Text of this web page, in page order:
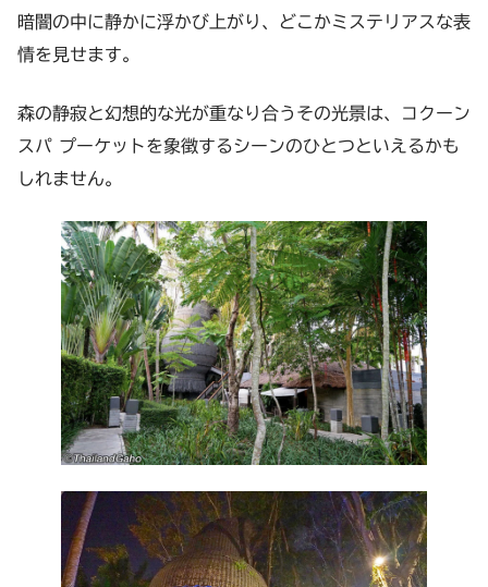
暗闇の中に静かに浮かび上がり、どこかミステリアスな表
情を見せます。
森の静寂と幻想的な光が重なり合うその光景は、コクーン
スパ プーケットを象徴するシーンのひとつといえるかも
しれません。